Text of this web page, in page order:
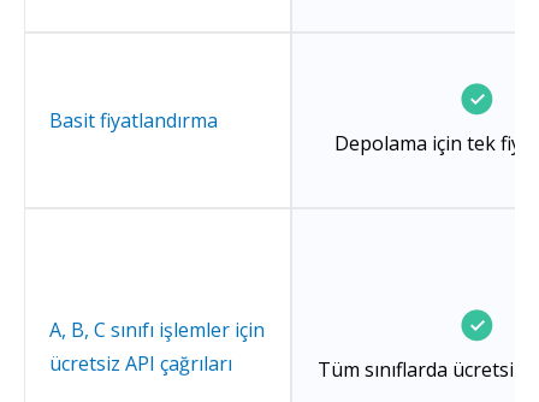
Basit fiyatlandırma
Depolama için tek
A, B, C sınıfı işlemler için
ücretsiz API çağrıları
Tüm sınıflarda ücretsiz